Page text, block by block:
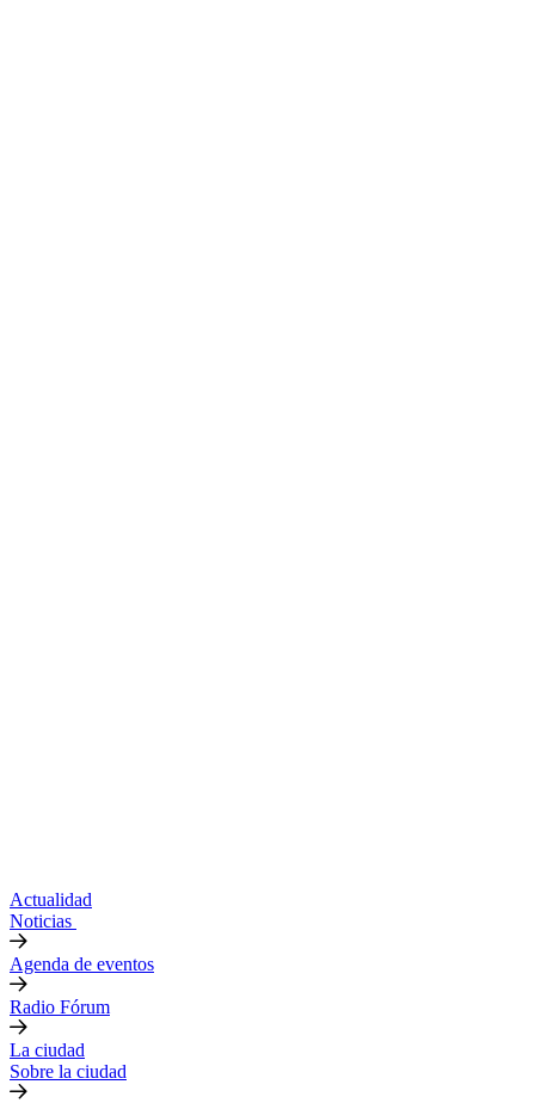
Actualidad
Noticias
Agenda de eventos
Radio Fórum
La ciudad
Sobre la ciudad